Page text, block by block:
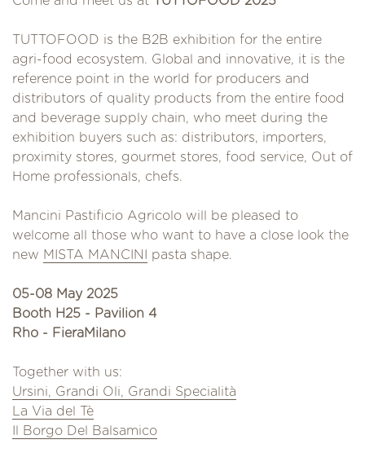
TUTTOFOOD is the B2B exhibition for the entire
agri-food ecosystem. Global and innovative, it is the
reference point in the world for producers and
distributors of quality products from the entire food
and beverage supply chain, who meet during the
exhibition buyers such as: distributors, importers,
proximity stores, gourmet stores, food service, Out of
Home professionals, chefs.
Mancini Pastificio Agricolo will be pleased to
welcome all those who want to have a close look the
new MISTA MANCINI pasta shape.
05-08 May 2025
Booth H25 - Pavilion 4
Rho - FieraMilano
Together with us:
Ursini, Grandi Oli, Grandi Specialità
La Via del Tè
Il Borgo Del Balsamico